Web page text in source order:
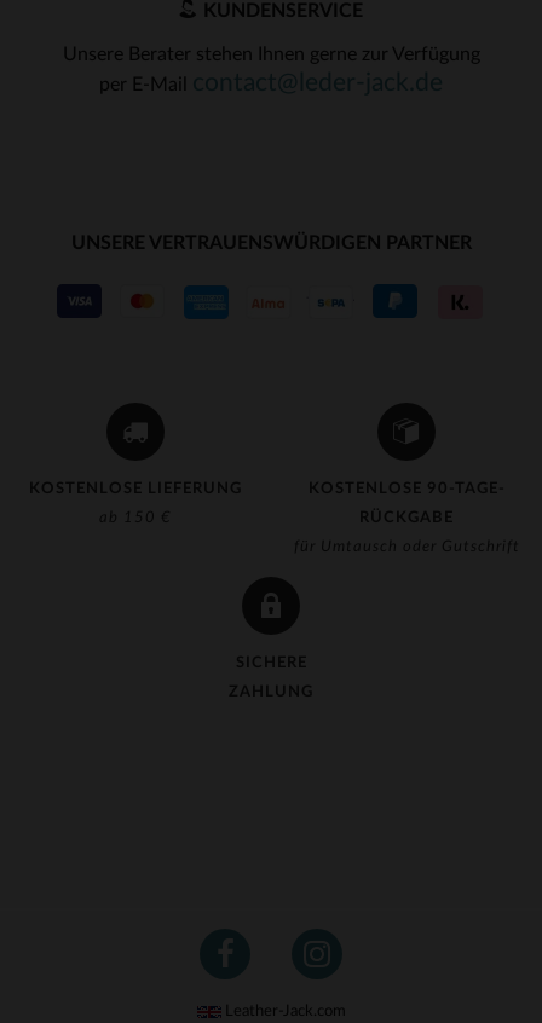
KOSTENLOSE LIEFERUNG
ab 150 €
KOSTENLOSE 90-TAGE-
RÜCKGABE
für Umtausch oder Gutschrift
SICHERE
ZAHLUNG
KUNDENSERVICE
Unsere Berater stehen Ihnen gerne zur Verfügung
per E-Mail
UNSERE VERTRAUENSWÜRDIGEN PARTNER
Leather-Jack.com